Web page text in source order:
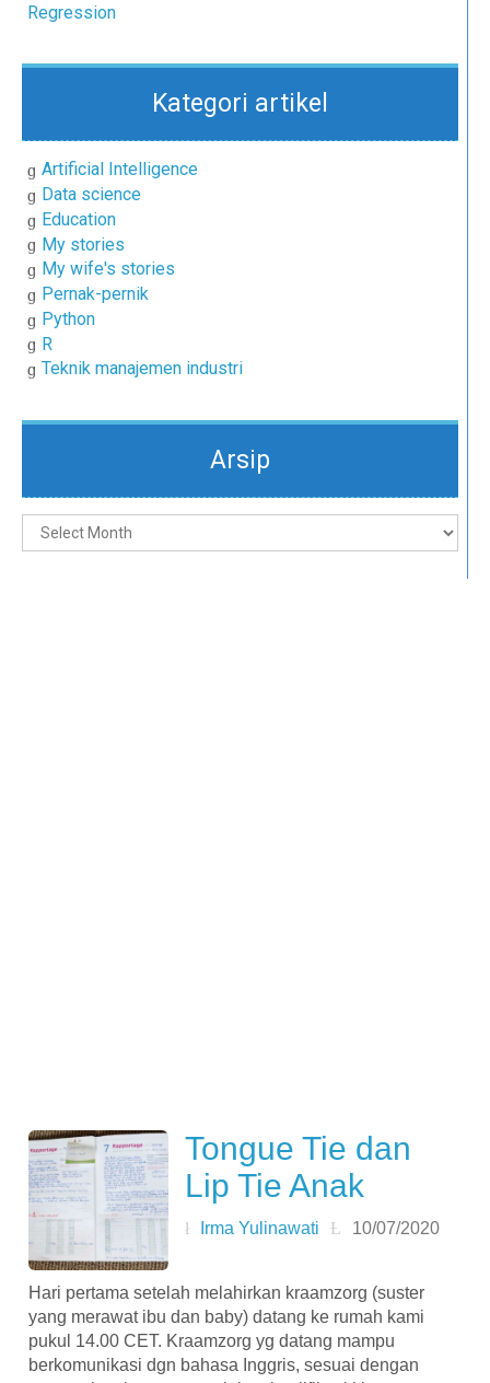
Regression
Kategori artikel
Artificial Intelligence
Data science
Education
My stories
My wife's stories
Pernak-pernik
Python
R
Teknik manajemen industri
Arsip
Arsip
Tongue Tie dan
Lip Tie Anak
Irma Yulinawati 10/07/2020
Hari pertama setelah melahirkan kraamzorg (suster
yang merawat ibu dan baby) datang ke rumah kami
pukul 14.00 CET. Kraamzorg yg datang mampu
berkomunikasi dgn bahasa Inggris, sesuai dengan